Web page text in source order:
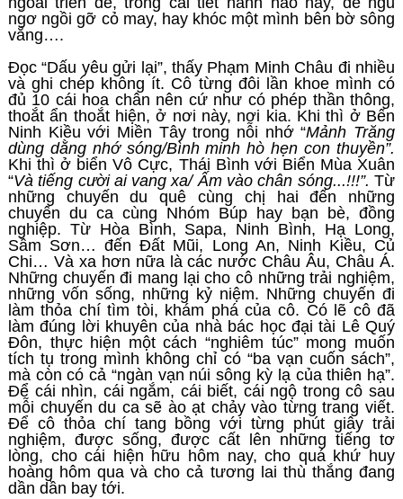
ngơ ngồi gỡ cỏ may, hay khóc một mình bên bờ sông
vắng….
Đọc “Dấu yêu gửi lại”, thấy Phạm Minh Châu đi nhiều
và ghi chép không ít. Cô từng đôi lần khoe mình có
đủ 10 cái hoa chân nên cứ như có phép thần thông,
thoắt ẩn thoắt hiện, ở nơi này, nơi kia. Khi thì ở Bến
Ninh Kiều với Miền Tây trong nỗi nhớ “Mảnh Trăng
dùng dằng nhớ sóng/Bình minh hò hẹn con thuyền”.
Khi thì ở biển Vô Cực, Thái Bình với Biển Mùa Xuân
“Và tiếng cười ai vang xa/ Ấm vào chân sóng...!!!”.Từ
những chuyến du quê cùng chị hai đến những
chuyến du ca cùng Nhóm Búp hay bạn bè, đồng
nghiệp. Từ Hòa Bình, Sapa, Ninh Bình, Hạ Long,
Sầm Sơn… đến Đất Mũi, Long An, Ninh Kiều, Củ
Chi… Và xa hơn nữa là các nước Châu Âu, Châu Á.
Những chuyến đi mang lại cho cô những trải nghiệm,
những vốn sống, những kỷ niệm. Những chuyến đi
làm thỏa chí tìm tòi, khám phá của cô. Có lẽ cô đã
làm đúng lời khuyên của nhà bác học đại tài Lê Quý
Đôn, thực hiện một cách “nghiêm túc” mong muốn
tích tụ trong mình không chỉ có “ba vạn cuốn sách”,
mà còn có cả “ngàn vạn núi sông kỳ lạ của thiên hạ”.
Để cái nhìn, cái ngắm, cái biết, cái ngộ trong cô sau
mỗi chuyến du ca sẽ ào ạt chảy vào từng trang viết.
Để cô thỏa chí tang bồng với từng phút giây trải
nghiệm, được sống, được cất lên những tiếng tơ
lòng, cho cái hiện hữu hôm nay, cho quá khứ huy
hoàng hôm qua và cho cả tương lai thù thắng đang
dần dần bay tới.